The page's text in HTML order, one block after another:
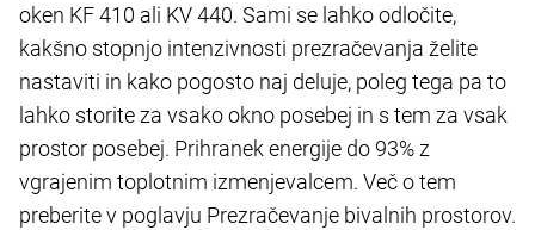
oken KF 410 ali KV 440. Sami se lahko odločite,
kakšno stopnjo intenzivnosti prezračevanja želite
nastaviti in kako pogosto naj deluje, poleg tega pa to
lahko storite za vsako okno posebej in s tem za vsak
prostor posebej. Prihranek energije do 93% z
vgrajenim toplotnim izmenjevalcem. Več o tem
preberite v poglavju Prezračevanje bivalnih prostorov.